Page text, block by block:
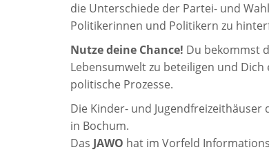
die Unterschiede der Partei- und
Politikerinnen und Politikern zu
Nutze deine Chance! Du bekommst
Lebensumwelt zu beteiligen und
politische Prozesse.
Die Kinder- und
in Bochum.
Das JAWO hat im Vorfeld